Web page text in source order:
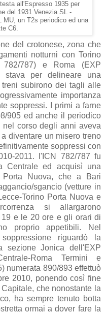
all'Espresso 1935 per
del 1931 Venezia SL -
MU, un T2s periodico ed una
C6.
del crotonese, zona che
notturni con Torino
787) e Roma (EXP
stava per delineare una
subirono dei tagli alle
importanza
soppressi. I primi a farne
905 ed anche il periodico
corso degli anni aveva
diventare un misero treno
soppressi con
2011. l'ICN 782/787 fu
Centrale ed acquisì una
Nuova, che a Bari
sgancio (vetture in
Torino Porta Nuova e
si allargarono
e le 20 ore e gli orari di
proprio appetibili. Nel
riguardò la
sezione Jonica dell'EXP
Roma Termini e
numerata 890/893 effettuò
2010, ponendo così fine
che nonostante la
ha sempre tenuto botta
ormai a dover fare la